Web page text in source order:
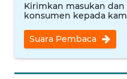
Kirimkan masukan
konsumen kepada
Suara Pembaca
SUKABUMI
WN
PURWAKARTA